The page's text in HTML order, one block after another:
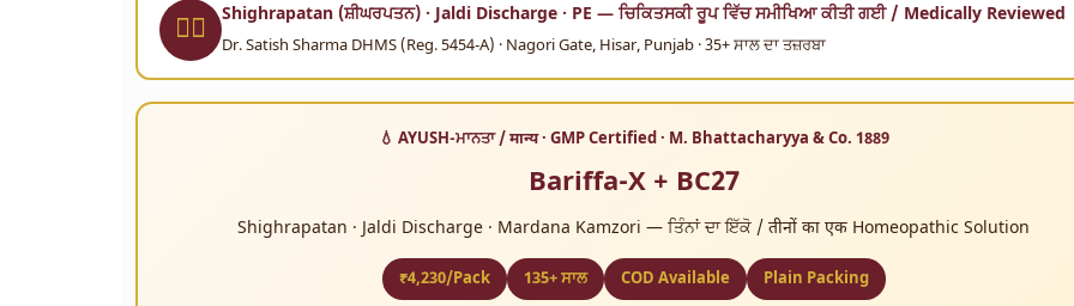
👨‍⚕️ Shighrapatan (ਸ਼ੀਘਰਪਤਨ) · Jaldi Discharge · PE — ਚਿਕਿਤਸਕੀ ਰੂਪ ਵਿੱਚ ਸਮੀਖਿਆ ਕੀਤੀ ਗਈ / Medically Reviewed
Dr. Satish Sharma DHMS (Reg. 5454-A) · Nagori Gate, Hisar, Punjab · 35+ ਸਾਲ ਦਾ ਤਜ਼ਰਬਾ
💧 AYUSH-ਮਾਨਤਾ / मान्य · GMP Certified · M. Bhattacharyya & Co. 1889
Bariffa-X + BC27
Shighrapatan · Jaldi Discharge · Mardana Kamzori — ਤਿੰਨਾਂ ਦਾ ਇੱਕੋ / तीनों का एक Homeopathic Solution
₹4,230/Pack 135+ ਸਾਲ COD Available Plain Packing